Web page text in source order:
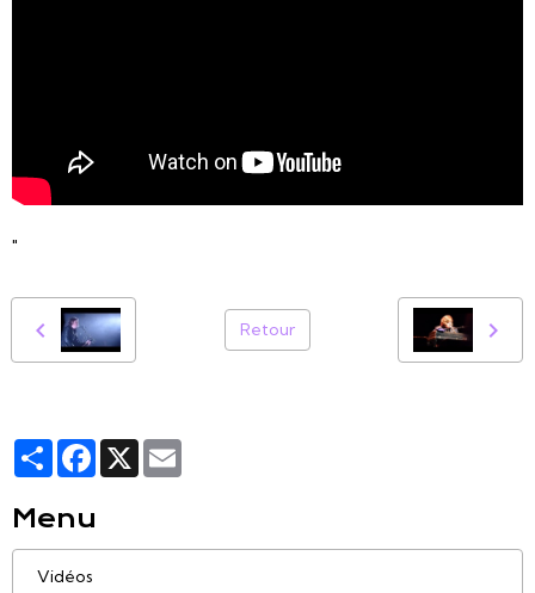
"
Retour
PartagerFacebook
X
Menu
Vidéos